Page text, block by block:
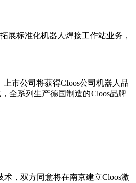
展标准化机器人焊接工作站业务，
市公司将获得Cloos公司机器人品
全系列生产德国制造的Cloos品牌
，双方同意将在南京建立Cloos激